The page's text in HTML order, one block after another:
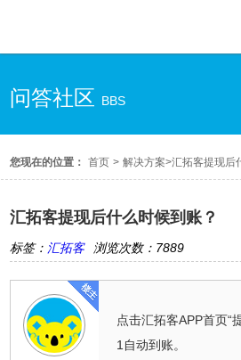
问答社区 BBS
您现在的位置： 首页 > 解决方案>汇拓客提现后
汇拓客提现后什么时候到账？
标签： 汇拓客 浏览次数：7889
点击汇拓客APP首页“
1自动到账。